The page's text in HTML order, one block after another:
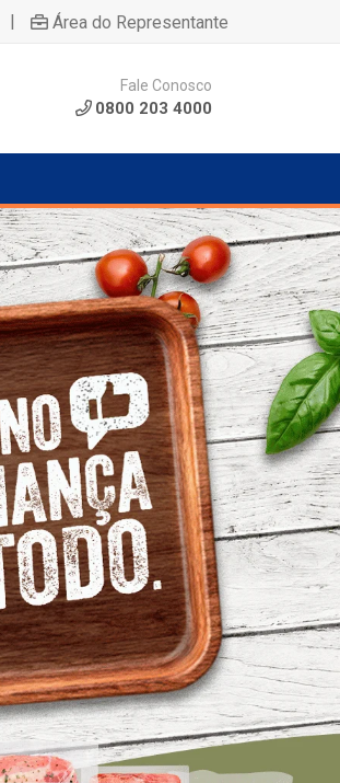
| Área do Representante
Fale Conosco
0800 203 4000